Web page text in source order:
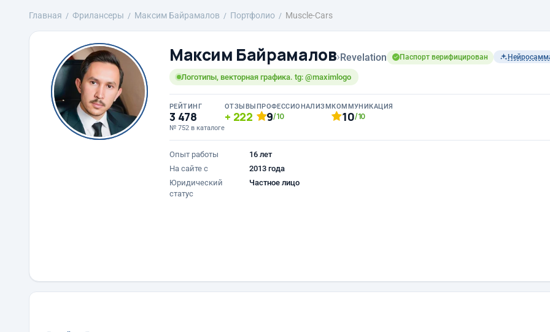
Главная Фрилансеры Максим Байрамалов Портфолио Muscle-Cars
Максим Байрамалов›Revelation Паспорт верифицирован
Логотипы, векторная графика. tg: @maximlogo
РЕЙТИНГ
3 478
№ 752 в каталоге
ОТЗЫВЫ
222
ПРОФЕССИОНАЛИЗМ
9/10
КОММУНИКАЦИЯ
10/10
Опыт работы
16 лет
На сайте с
2013 года
Юридический
статус
Частное лицо